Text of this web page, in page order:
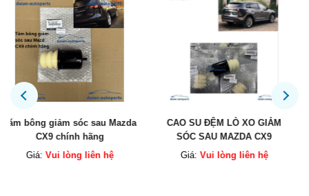
CAO SU ĐỆM LÒ XO GIẢM
SÓC SAU MAZDA CX9
Giá:Vui lòng liên hệ
Công tắc điều khiển ghế CX5
2016 chính hãng
Giá:Vui lòng liên hệ